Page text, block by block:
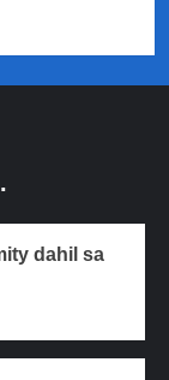
dahil sa